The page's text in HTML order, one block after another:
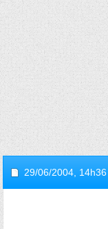
29/06/2004, 14h36